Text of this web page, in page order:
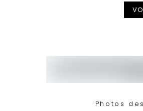
Photos